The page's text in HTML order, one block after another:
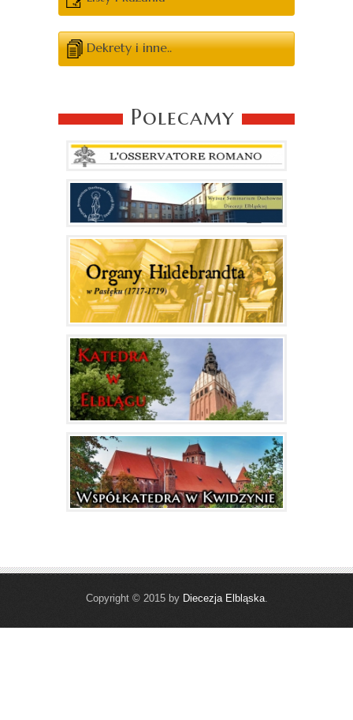
Dekrety i inne..
Polecamy
Copyright © 2015 by Diecezja Elbląska.